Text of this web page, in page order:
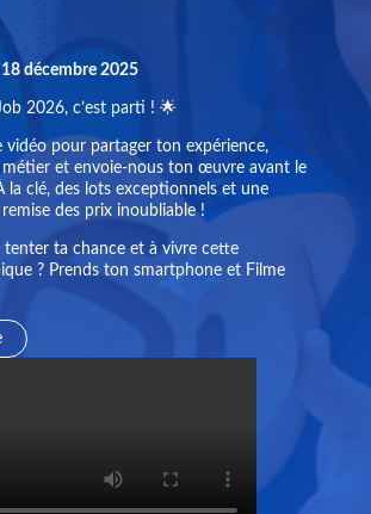
18 décembre 2025
2026, c’est parti ! 🌟
vidéo pour partager ton expérience,
et envoie-nous ton œuvre avant le
la clé, des lots exceptionnels et une
des prix inoubliable !
tenter ta chance et à vivre cette
? Prends ton smartphone et Filme